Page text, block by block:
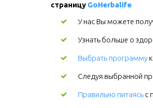
страницу GoHerbalife
У нас Вы можете
Узнать больше о
Выбрать программу
Следуя выбранной
Правильно питаясь с